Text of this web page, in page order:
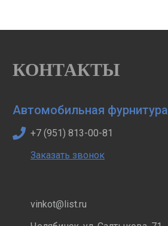
КОНТАКТЫ
Автомобильная фурнитура
+7 (951) 813-00-81
Заказать звонок
vinkot@list.ru